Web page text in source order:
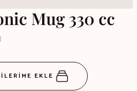
Mug 330 cc
EKLE